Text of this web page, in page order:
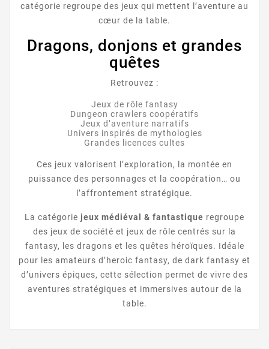
catégorie regroupe des jeux qui mettent l’aventure au
cœur de la table.
Dragons, donjons et grandes
quêtes
Retrouvez :
Jeux de rôle fantasy
Dungeon crawlers coopératifs
Jeux d’aventure narratifs
Univers inspirés de mythologies
Grandes licences cultes
Ces jeux valorisent l’exploration, la montée en
puissance des personnages et la coopération… ou
l’affrontement stratégique.
La catégorie jeux médiéval & fantastique regroupe
des jeux de société et jeux de rôle centrés sur la
fantasy, les dragons et les quêtes héroïques. Idéale
pour les amateurs d’heroic fantasy, de dark fantasy et
d’univers épiques, cette sélection permet de vivre des
aventures stratégiques et immersives autour de la
table.